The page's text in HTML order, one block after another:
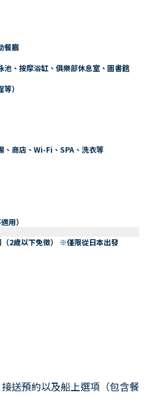
餐廳
池、按摩浴缸、俱樂部休息室、圖書館
）
、商店、Wi-Fi、SPA、洗衣等
用）
2歲以下免徵） ※僅限從日本出發
送預約以及船上選項（包含餐